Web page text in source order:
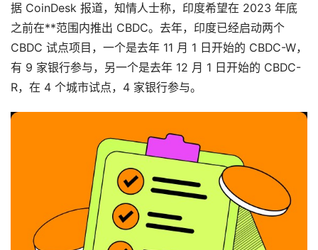
据 CoinDesk 报道，知情人士称，印度希望在 2023 年底
之前在**范围内推出 CBDC。去年，印度已经启动两个
CBDC 试点项目，一个是去年 11 月 1 日开始的 CBDC-W，
有 9 家银行参与，另一个是去年 12 月 1 日开始的 CBDC-
R，在 4 个城市试点，4 家银行参与。